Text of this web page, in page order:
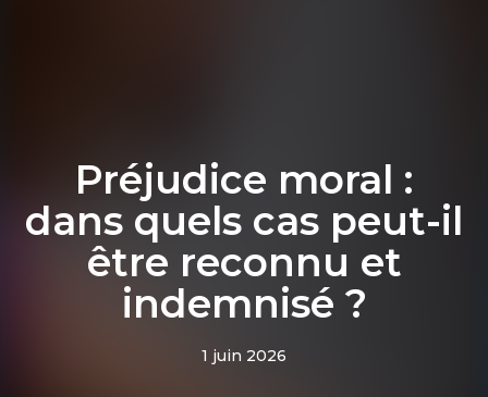
Préjudice moral :
dans quels cas peut-il
être reconnu et
indemnisé ?
1 juin 2026